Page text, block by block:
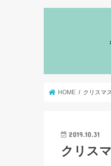
HOME クリスマ
2019.10.31
クリス